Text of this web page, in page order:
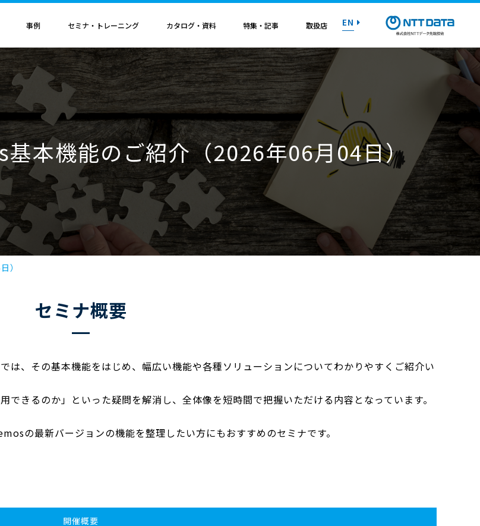
導入構成・動作環境
導入構成
動作環境
サポートサイクル
トライアル on AWS
マニュアル
お問い合わせ
ン
オプション
断オプション
トライアル on AWS
マニュアル
お問い合わせ
ルカスタマイズサービス
ソリューション
SAP連携ソリューション
SAP HANA運用管理ソリューション
トライアル on AWS
マニュアル
お問い合わせ
事例
電気機器
サービス業
官公庁・自治体
トライアル on AWS
マニュアル
お問い合わせ
セミナ・トレーニング
カレンダ
Hinemosイベントカレンダ
トライアル on AWS
マニュアル
お問い合わせ
カタログ・資料 特集・記事
記事
Hinemos記事
IT運用管理コラム
トライアル on AWS
マニュアル
お問い合わせ
取扱店
トライアル on AWS
マニュアル
お問い合わせ
EN
本機能のご紹介（2026年06月04日）
）
セミナ概要
、その基本機能をはじめ、幅広い機能や各種ソリューションについてわかりやすくご紹介い
きるのか」といった疑問を解消し、全体像を短時間で把握いただける内容となっています。
の最新バージョンの機能を整理したい方にもおすすめのセミナです。
開催概要